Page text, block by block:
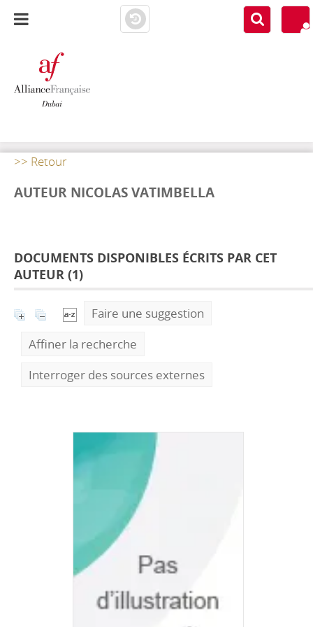
>> Retour
AUTEUR NICOLAS VATIMBELLA
DOCUMENTS DISPONIBLES ÉCRITS PAR CET
AUTEUR (1)
Faire une suggestion
Affiner la recherche
Interroger des sources externes